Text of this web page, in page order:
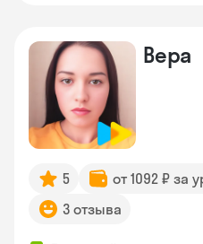
Вера
5 от 1092 ₽ за
3 отзыва